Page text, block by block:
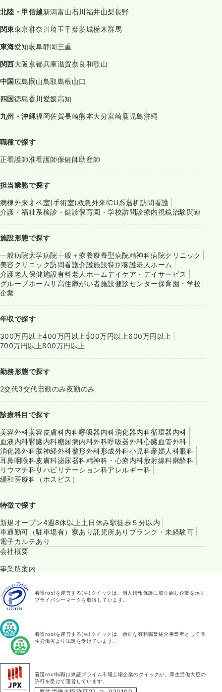
北陸・甲信越新潟富山石川福井山梨長野
関東東京神奈川埼玉千葉茨城栃木群馬
東海愛知岐阜静岡三重
関西大阪京都兵庫滋賀奈良和歌山
中国広島岡山鳥取島根山口
四国徳島香川愛媛高知
九州・沖縄福岡佐賀長崎熊本大分宮崎鹿児島沖縄
職種で探す
正看護師准看護師保健師助産師
担当業務で探す
病棟外来オペ室(手術室)救急外来ICU系透析訪問看護
介護・福祉系検診・健診保育園・学校訪問診療内視鏡治験関連
施設形態で探す
一般病院大学病院一般＋療養療養型病院精神科病院クリニック
美容クリニック訪問看護介護施設特別養護老人ホーム
介護老人保健施設有料老人ホームデイケア・デイサービス
グループホームサ高住障がい者施設健診センター保育園・学校
企業
年収で探す
300万円以上400万円以上 500万円以上600万円以上
700万円以上800万円以上
勤務形態で探す
2交代3交代日勤のみ夜勤のみ
診療科目で探す
美容外科美容皮膚科内科呼吸器内科消化器内科循環器内科
血液内科腎臓内科糖尿病内科外科呼吸器外科心臓血管外科
消化器外科脳神経外科整形外科形成外科小児科産婦人科眼科
耳鼻咽喉科皮膚科泌尿器科精神科・心療内科放射線科麻酔科
リウマチ科リハビリテーション科アレルギー科
緩和医療科（ホスピス）
特徴で探す
新規オープン4週8休以上 土日休み駅徒歩５分以内
車通勤可（駐車場有） 寮あり託児所あり ブランク・未経験可
電子カルテあり
会社概要
事業所案内
看護roo!を運営する(株)クイックは、個人情報保護に取り組む企業を示す
プライバシーマークを取得しています。
看護roo!を運営する(株)クイックは、適正な有料職業紹介事業者として厚
生労働省より認定を受けています。
看護roo!転職は東証プライム市場上場企業のクイックが、厚生労働大臣の
許可を受けて運営しています。